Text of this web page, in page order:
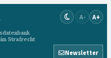
Strafrecht
A- A+
Newsletter